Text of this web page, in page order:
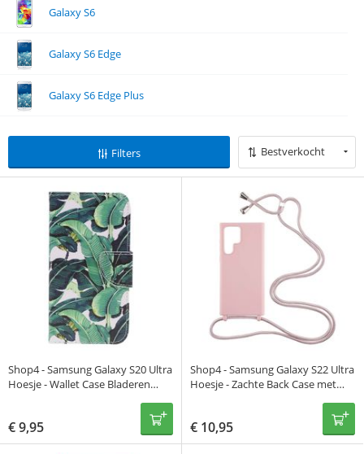
Galaxy S6
Galaxy S6 Edge
Galaxy S6 Edge Plus
Filters Bestverkocht
Shop4 - Samsung Galaxy S20 Ultra
Hoesje - Wallet Case Bladeren
€9,95
Shop4 - Samsung Galaxy S22 Ultra
Hoesje - Zachte Back Case met
€ 10,95